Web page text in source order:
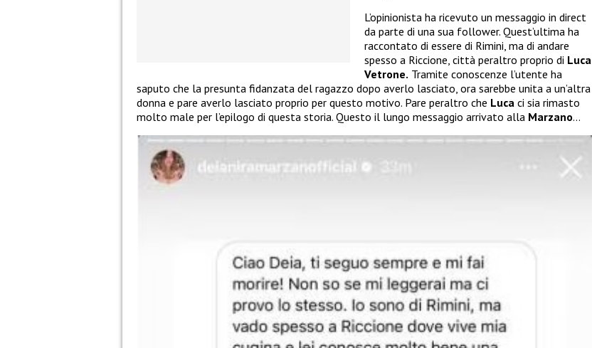
L’opinionista ha ricevuto un messaggio in direct
da parte di una sua follower. Quest’ultima ha
raccontato di essere di Rimini, ma di andare
spesso a Riccione, città peraltro proprio di Luca
Vetrone. Tramite conoscenze l’utente ha
saputo che la presunta fidanzata del ragazzo dopo averlo lasciato, ora sarebbe unita a un’altra
donna e pare averlo lasciato proprio per questo motivo. Pare peraltro che Luca ci sia rimasto
molto male per l’epilogo di questa storia. Questo il lungo messaggio arrivato alla Marzano…